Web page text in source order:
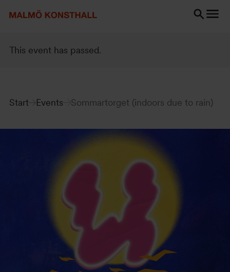
This event has passed.
Start Events Sommartorget (indoors due to rain)